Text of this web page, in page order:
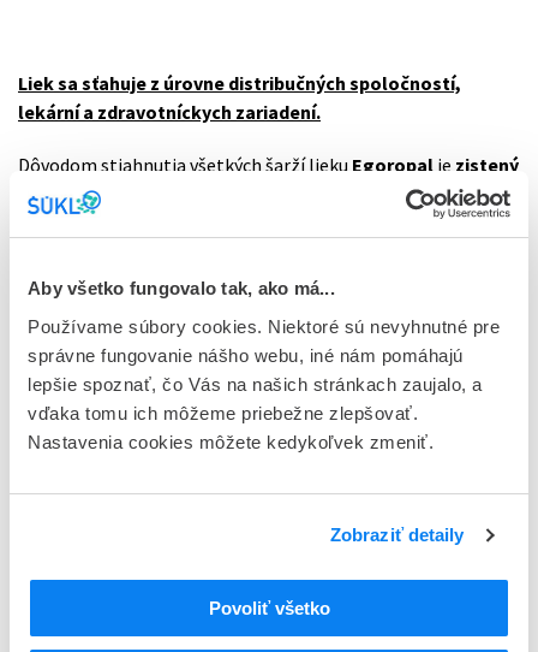
Aby všetko fungovalo tak, ako má...
Používame súbory cookies. Niektoré sú nevyhnutné pre
správne fungovanie nášho webu, iné nám pomáhajú
lepšie spoznať, čo Vás na našich stránkach zaujalo, a
vďaka tomu ich môžeme priebežne zlepšovať.
Nastavenia cookies môžete kedykoľvek zmeniť.
Zobraziť detaily
Povoliť všetko
Liek sa sťahuje z úrovne distribučných spoločností,
lekární a zdravotníckych zariadení.
Dôvodom stiahnutia všetkých šarží lieku Egoropal je zistený
nedostatok
vo výrobe lieku - nesúlad so správnou
Stiahnutie lieku má preventívny charakter
Na čo sa liek používa
Egoropal obsahuje liečivo paliperidón, ktoré patrí do skupiny
antipsychotík a používa sa ako udržiavacia liečba pri
stabilizovaných na paliperidóne alebo risperidóne. Môže
pomôcť zmierniť príznaky ochorenia a zabrániť, aby sa tieto
Liečba pacientov nebude ohrozená, pretože na slovenskom
trhu sú dostupné aj iné lieky s obsahom rovnakého liečiva v